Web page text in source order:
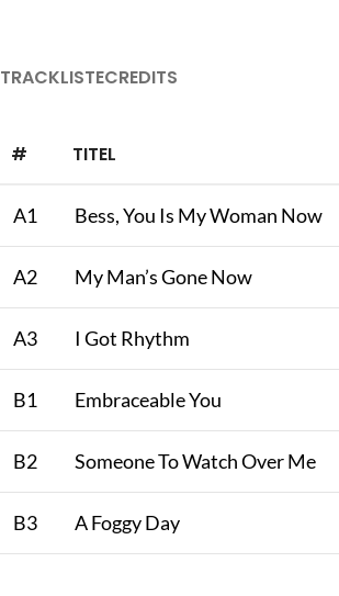
TRACKLISTECREDITS
# TITEL
A1 Bess, You Is My Woman Now
A2 My Man’s Gone Now
A3 I Got Rhythm
B1 Embraceable You
B2 Someone To Watch Over Me
B3 A Foggy Day